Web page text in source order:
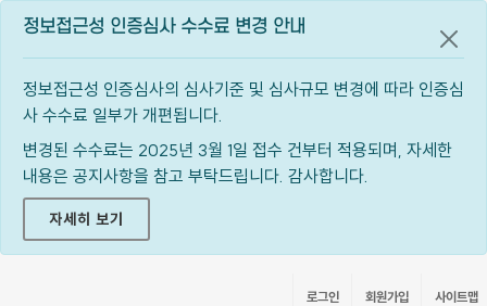
정보접근성 인증심사 수수료 변경 안내
정보접근성 인증심사의 심사기준 및 심사규모 변경에 따라 인증심
사 수수료 일부가 개편됩니다.
변경된 수수료는 2025년 3월 1일 접수 건부터 적용되며, 자세한
내용은 공지사항을 참고 부탁드립니다. 감사합니다.
자세히 보기
공지
로그인 회원가입 사이트맵